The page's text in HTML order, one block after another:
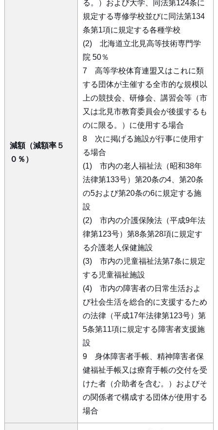
減額（減額率５
０％）
る。）および大学、同法第124条に
規定する専修学校並びに同法第134
条第1項に規定する各種学校
(2) 北海道立北見高等技術専門学
院 50％
7 高等学校体育連盟又はこれに類
する団体が主催する全市的な規模以
上の競技会、研修会、講習会等（市
又は北見市教育委員会が後援するも
のに限る。）に使用する場合
8 次に掲げる施設が行事に使用す
る場合
(1) 市内の老人福祉法（昭和38年
法律第133号）第20条の4、第20条
の5および第20条の6に規定する施
設
(2) 市内の介護保険法（平成9年法
律第123号）第8条第28項に規定す
る介護老人保健施設
(3) 市内の児童福祉法第7条に規定
する児童福祉施設
(4) 市内の障害者の日常生活およ
び社会生活を総合的に支援するため
の法律（平成17年法律第123号）第
5条第11項に規定する障害者支援施
設
9 身体障害者手帳、精神障害者保
健福祉手帳又は療育手帳の交付を受
けた者（介助者を含む。）およびそ
の関係者で構成する団体が使用する
場合